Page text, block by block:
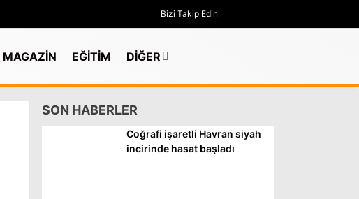
Bizi Takip Edin
MAGAZİN EĞİTİM DİĞER
SON HABERLER
Coğrafi işaretli Havran siyah
incirinde hasat başladı